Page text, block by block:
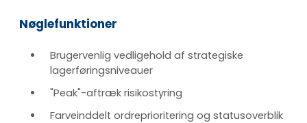
Nøglefunktioner
Brugervenlig vedligehold af strategiske
lagerføringsniveauer
"Peak"-aftræk risikostyring
Farveinddelt ordreprioritering og statusoverblik